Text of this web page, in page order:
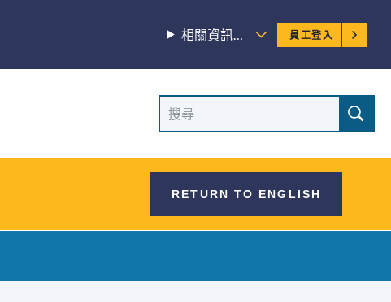
相關資訊…
員
工
選
單
員工登入
網
搜
尋
搜
RETURN TO ENGLISH